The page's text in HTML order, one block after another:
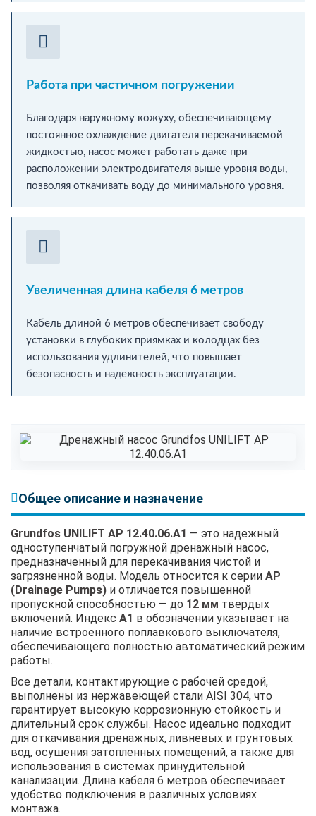
Работа при частичном погружении
Благодаря наружному кожуху, обеспечивающему
постоянное охлаждение двигателя перекачиваемой
жидкостью, насос может работать даже при
расположении электродвигателя выше уровня воды,
позволяя откачивать воду до минимального уровня.
Увеличенная длина кабеля 6 метров
Кабель длиной 6 метров обеспечивает свободу
установки в глубоких приямках и колодцах без
использования удлинителей, что повышает
безопасность и надежность эксплуатации.
Общее описание и назначение
Grundfos UNILIFT AP 12.40.06.A1 — это надежный
одноступенчатый погружной дренажный насос,
предназначенный для перекачивания чистой и
загрязненной воды. Модель относится к серии AP
(Drainage Pumps) и отличается повышенной
пропускной способностью — до 12 мм твердых
включений. Индекс A1 в обозначении указывает на
наличие встроенного поплавкового выключателя,
обеспечивающего полностью автоматический режим
работы.
Все детали, контактирующие с рабочей средой,
выполнены из нержавеющей стали AISI 304, что
гарантирует высокую коррозионную стойкость и
длительный срок службы. Насос идеально подходит
для откачивания дренажных, ливневых и грунтовых
вод, осушения затопленных помещений, а также для
использования в системах принудительной
канализации. Длина кабеля 6 метров обеспечивает
удобство подключения в различных условиях
монтажа.